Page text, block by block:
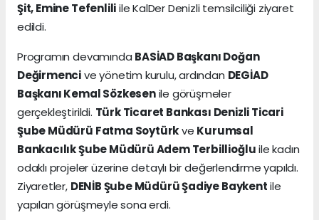
Şit, Emine Tefenliliile KalDer Denizli temsilciliği ziyaret
edildi.
Programın devamında BASİAD Başkanı Doğan
Değirmencive yönetim kurulu, ardından DEGİAD
Başkanı Kemal Sözkesenile görüşmeler
gerçekleştirildi. Türk Ticaret Bankası Denizli Ticari
Şube Müdürü Fatma Soytürkve Kurumsal
Bankacılık Şube Müdürü Adem Terbillioğluile kadın
odaklı projeler üzerine detaylı bir değerlendirme yapıldı.
Ziyaretler, DENİB Şube Müdürü Şadiye Baykentile
yapılan görüşmeyle sona erdi.